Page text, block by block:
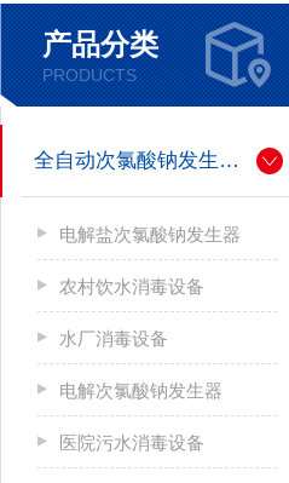
产品分类
PRODUCTS
全自动次氯酸钠发生器厂家
电解盐次氯酸钠发生器
农村饮水消毒设备
水厂消毒设备
电解次氯酸钠发生器
医院污水消毒设备